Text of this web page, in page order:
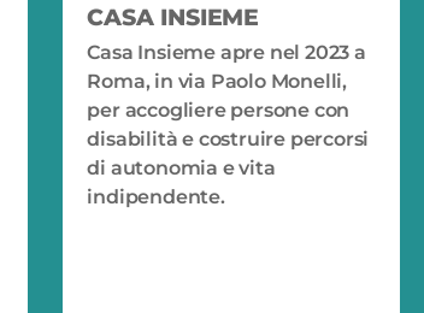
CASA INSIEME
Casa Insieme apre nel 2023 a
Roma, in via Paolo Monelli,
per accogliere persone con
disabilità e costruire percorsi
di autonomia e vita
indipendente.